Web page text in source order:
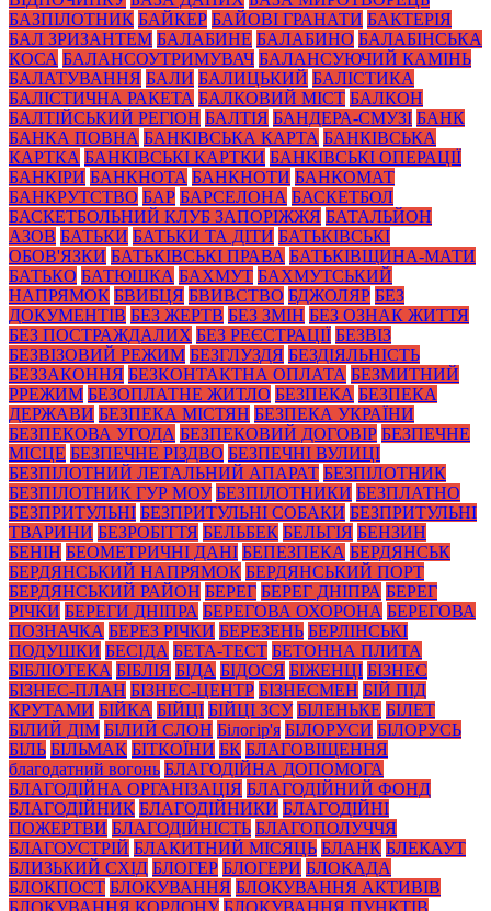
БАЗПІЛОТНИК БАЙКЕР БАЙОВІ ГРАНАТИ БАКТЕРІЯ
БАЛ ЗРИЗАНТЕМ БАЛАБИНЕ БАЛАБИНО БАЛАБІНСЬКА
КОСА БАЛАНСОУТРИМУВАЧ БАЛАНСУЮЧИЙ КАМІНЬ
БАЛАТУВАННЯ БАЛИ БАЛИЦЬКИЙ БАЛІСТИКА
БАЛІСТИЧНА РАКЕТА БАЛКОВИЙ МІСТ БАЛКОН
БАЛТІЙСЬКИЙ РЕГІОН БАЛТІЯ БАНДЕРА-СМУЗІ БАНК
БАНКА ПОВНА БАНКІВСЬКА КАРТА БАНКІВСЬКА
КАРТКА БАНКІВСЬКІ КАРТКИ БАНКІВСЬКІ ОПЕРАЦІЇ
БАНКІРИ БАНКНОТА БАНКНОТИ БАНКОМАТ
БАНКРУТСТВО БАР БАРСЕЛОНА БАСКЕТБОЛ
БАСКЕТБОЛЬНИЙ КЛУБ ЗАПОРІЖЖЯ БАТАЛЬЙОН
АЗОВ БАТЬКИ БАТЬКИ ТА ДІТИ БАТЬКІВСЬКІ
ОБОВ'ЯЗКИ БАТЬКІВСЬКІ ПРАВА БАТЬКІВЩИНА-МАТИ
БАТЬКО БАТЮШКА БАХМУТ БАХМУТСЬКИЙ
НАПРЯМОК БВИБЦЯ БВИВСТВО БДЖОЛЯР БЕЗ
ДОКУМЕНТІВ БЕЗ ЖЕРТВ БЕЗ ЗМІН БЕЗ ОЗНАК ЖИТТЯ
БЕЗ ПОСТРАЖДАЛИХ БЕЗ РЕЄСТРАЦІЇ БЕЗВІЗ
БЕЗВІЗОВИЙ РЕЖИМ БЕЗГЛУЗДЯ БЕЗДІЯЛЬНІСТЬ
БЕЗЗАКОННЯ БЕЗКОНТАКТНА ОПЛАТА БЕЗМИТНИЙ
РРЕЖИМ БЕЗОПЛАТНЕ ЖИТЛО БЕЗПЕКА БЕЗПЕКА
ДЕРЖАВИ БЕЗПЕКА МІСТЯН БЕЗПЕКА УКРАЇНИ
БЕЗПЕКОВА УГОДА БЕЗПЕКОВИЙ ДОГОВІР БЕЗПЕЧНЕ
МІСЦЕ БЕЗПЕЧНЕ РІЗДВО БЕЗПЕЧНІ ВУЛИЦІ
БЕЗПІЛОТНИЙ ЛЕТАЛЬНИЙ АПАРАТ БЕЗПІЛОТНИК
БЕЗПІЛОТНИК ГУР МОУ БЕЗПІЛОТНИКИ БЕЗПЛАТНО
БЕЗПРИТУЛЬНІ БЕЗПРИТУЛЬНІ СОБАКИ БЕЗПРИТУЛЬНІ
ТВАРИНИ БЕЗРОБІТТЯ БЕЛЬБЕК БЕЛЬГІЯ БЕНЗИН
БЕНІН БЕОМЕТРИЧНІ ДАНІ БЕПЕЗПЕКА БЕРДЯНСЬК
БЕРДЯНСЬКИЙ НАПРЯМОК БЕРДЯНСЬКИЙ ПОРТ
БЕРДЯНСЬКИЙ РАЙОН БЕРЕГ БЕРЕГ ДНІПРА БЕРЕГ
РІЧКИ БЕРЕГИ ДНІПРА БЕРЕГОВА ОХОРОНА БЕРЕГОВА
ПОЗНАЧКА БЕРЕЗ РІЧКИ БЕРЕЗЕНЬ БЕРЛІНСЬКІ
ПОДУШКИ БЕСІДА БЕТА-ТЕСТ БЕТОННА ПЛИТА
БІБЛІОТЕКА БІБЛІЯ БІДА БІДОСЯ БІЖЕНЦІ БІЗНЕС
БІЗНЕС-ПЛАН БІЗНЕС-ЦЕНТР БІЗНЕСМЕН БІЙ ПІД
КРУТАМИ БІЙКА БІЙЦІ БІЙЦІ ЗСУ БІЛЕНЬКЕ БІЛЕТ
БІЛИЙ ДІМ БІЛИЙ СЛОН Білогір'я БІЛОРУСИ БІЛОРУСЬ
БІЛЬ БІЛЬМАК БІТКОЇНИ БК БЛАГОВІЩЕННЯ
благодатний вогонь БЛАГОДІЙНА ДОПОМОГА
БЛАГОДІЙНА ОРГАНІЗАЦІЯ БЛАГОДІЙНИЙ ФОНД
БЛАГОДІЙНИК БЛАГОДІЙНИКИ БЛАГОДІЙНІ
ПОЖЕРТВИ БЛАГОДІЙНІСТЬ БЛАГОПОЛУЧЧЯ
БЛАГОУСТРІЙ БЛАКИТНИЙ МІСЯЦЬ БЛАНК БЛЕКАУТ
БЛИЗЬКИЙ СХІД БЛОГЕР БЛОГЕРИ БЛОКАДА
БЛОКПОСТ БЛОКУВАННЯ БЛОКУВАННЯ АКТИВІВ